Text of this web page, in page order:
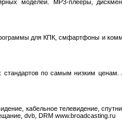
моделей. MP3-плееры,
для КПК, смфартфоны и
по самым низким ценам.
кабельное телевидение,
dvb, DRM www.broadcasting.ru